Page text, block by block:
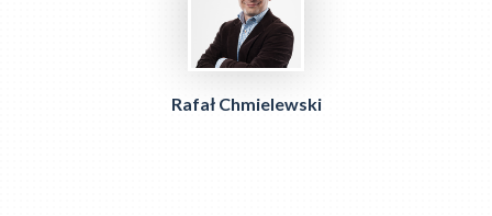
Rafał Chmielewski